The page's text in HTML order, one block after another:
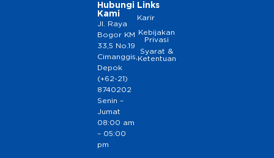
Hubungi
Kami
Jl. Raya
Bogor KM
33,5 No.19
Cimanggis,
Depok
(+62-21)
8740202
Senin –
Jumat
08:00 am
– 05:00
pm
Links
Karir
Kebijakan
Privasi
Syarat &
Ketentuan